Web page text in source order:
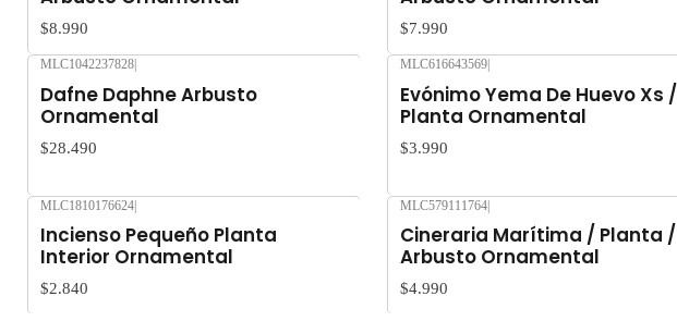
$8.990 $7.990
MLC1042237828
Dafne Daphne Arbusto
Ornamental
$28.490
MLC616643569
Evónimo Yema De Huevo Xs /
Planta Ornamental
$3.990
MLC1810176624|
Incienso Pequeño Planta
Interior Ornamental
$2.840
MLC579111764|
Cineraria Marítima / Planta /
Arbusto Ornamental
$4.990